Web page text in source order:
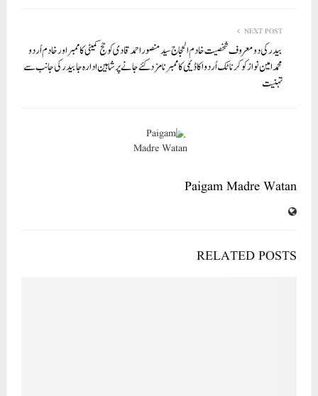
NEXT POST
بیدر کی دو معروف شخصیت خادم الحجاج سید منصور احمدقادی کو حج کمیٹی کا ممبر اورخادم اُردو
محمدامین نوازکو کرناٹک اُردو اکاڈیمی کا ممبر نامزد کئے جانے پرشاہین ادارہ جا بیدر کی جانب سے
تہنیت
Paigam Madre Watan
RELATED POSTS